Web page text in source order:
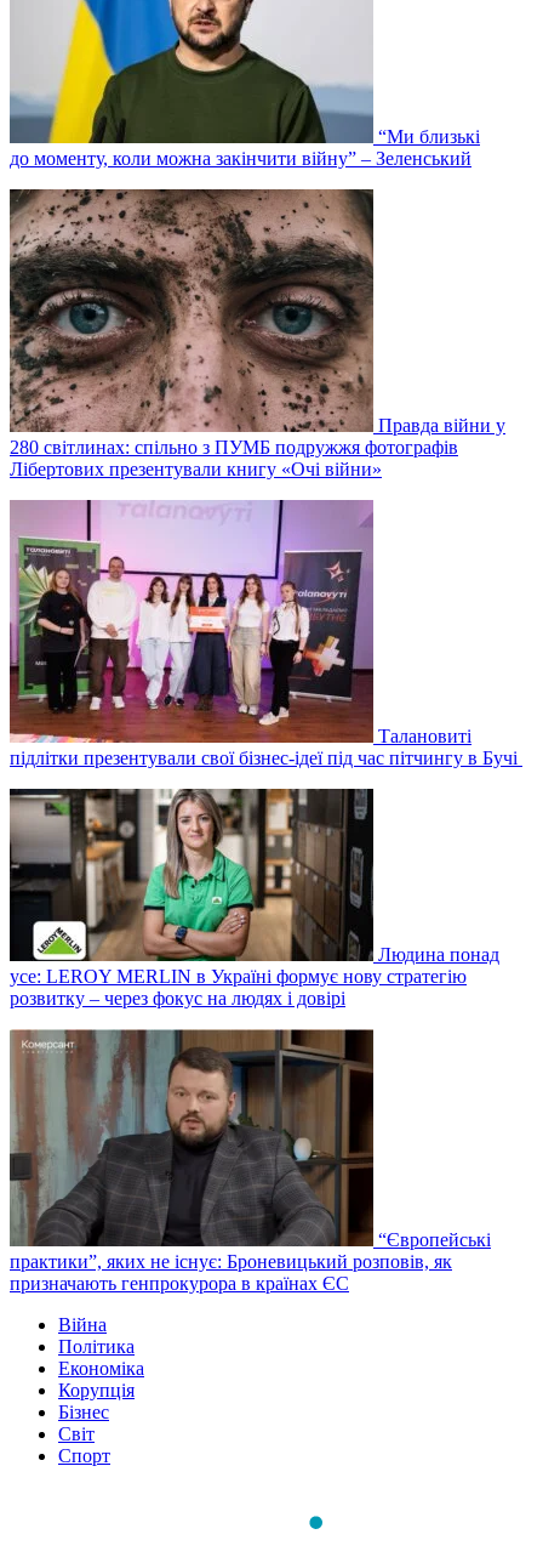
“Ми близькі
до моменту, коли можна закінчити війну” – Зеленський
Правда війни у
280 світлинах: спільно з ПУМБ подружжя фотографів
Лібертових презентували книгу «Очі війни»
Талановиті
підлітки презентували свої бізнес-ідеї під час пітчингу в Бучі
Людина понад
усе: LEROY MERLIN в Україні формує нову стратегію
розвитку – через фокус на людях і довірі
“Європейські
практики”, яких не існує: Броневицький розповів, як
призначають генпрокурора в країнах ЄС
Війна
Політика
Економіка
Корупція
Бізнес
Світ
Спорт